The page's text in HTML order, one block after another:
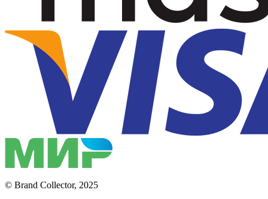
© Brand Collector, 2025